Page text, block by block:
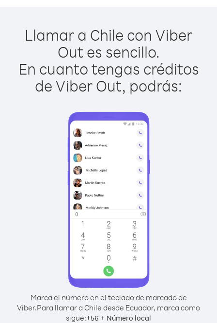
Llamar a Chile con Viber
Out es sencillo.
En cuanto tengas créditos
de Viber Out, podrás:
Marca el número en el teclado de marcado de
Viber.Para llamar a Chile desde Ecuador, marca como
sigue:+56 + Número local